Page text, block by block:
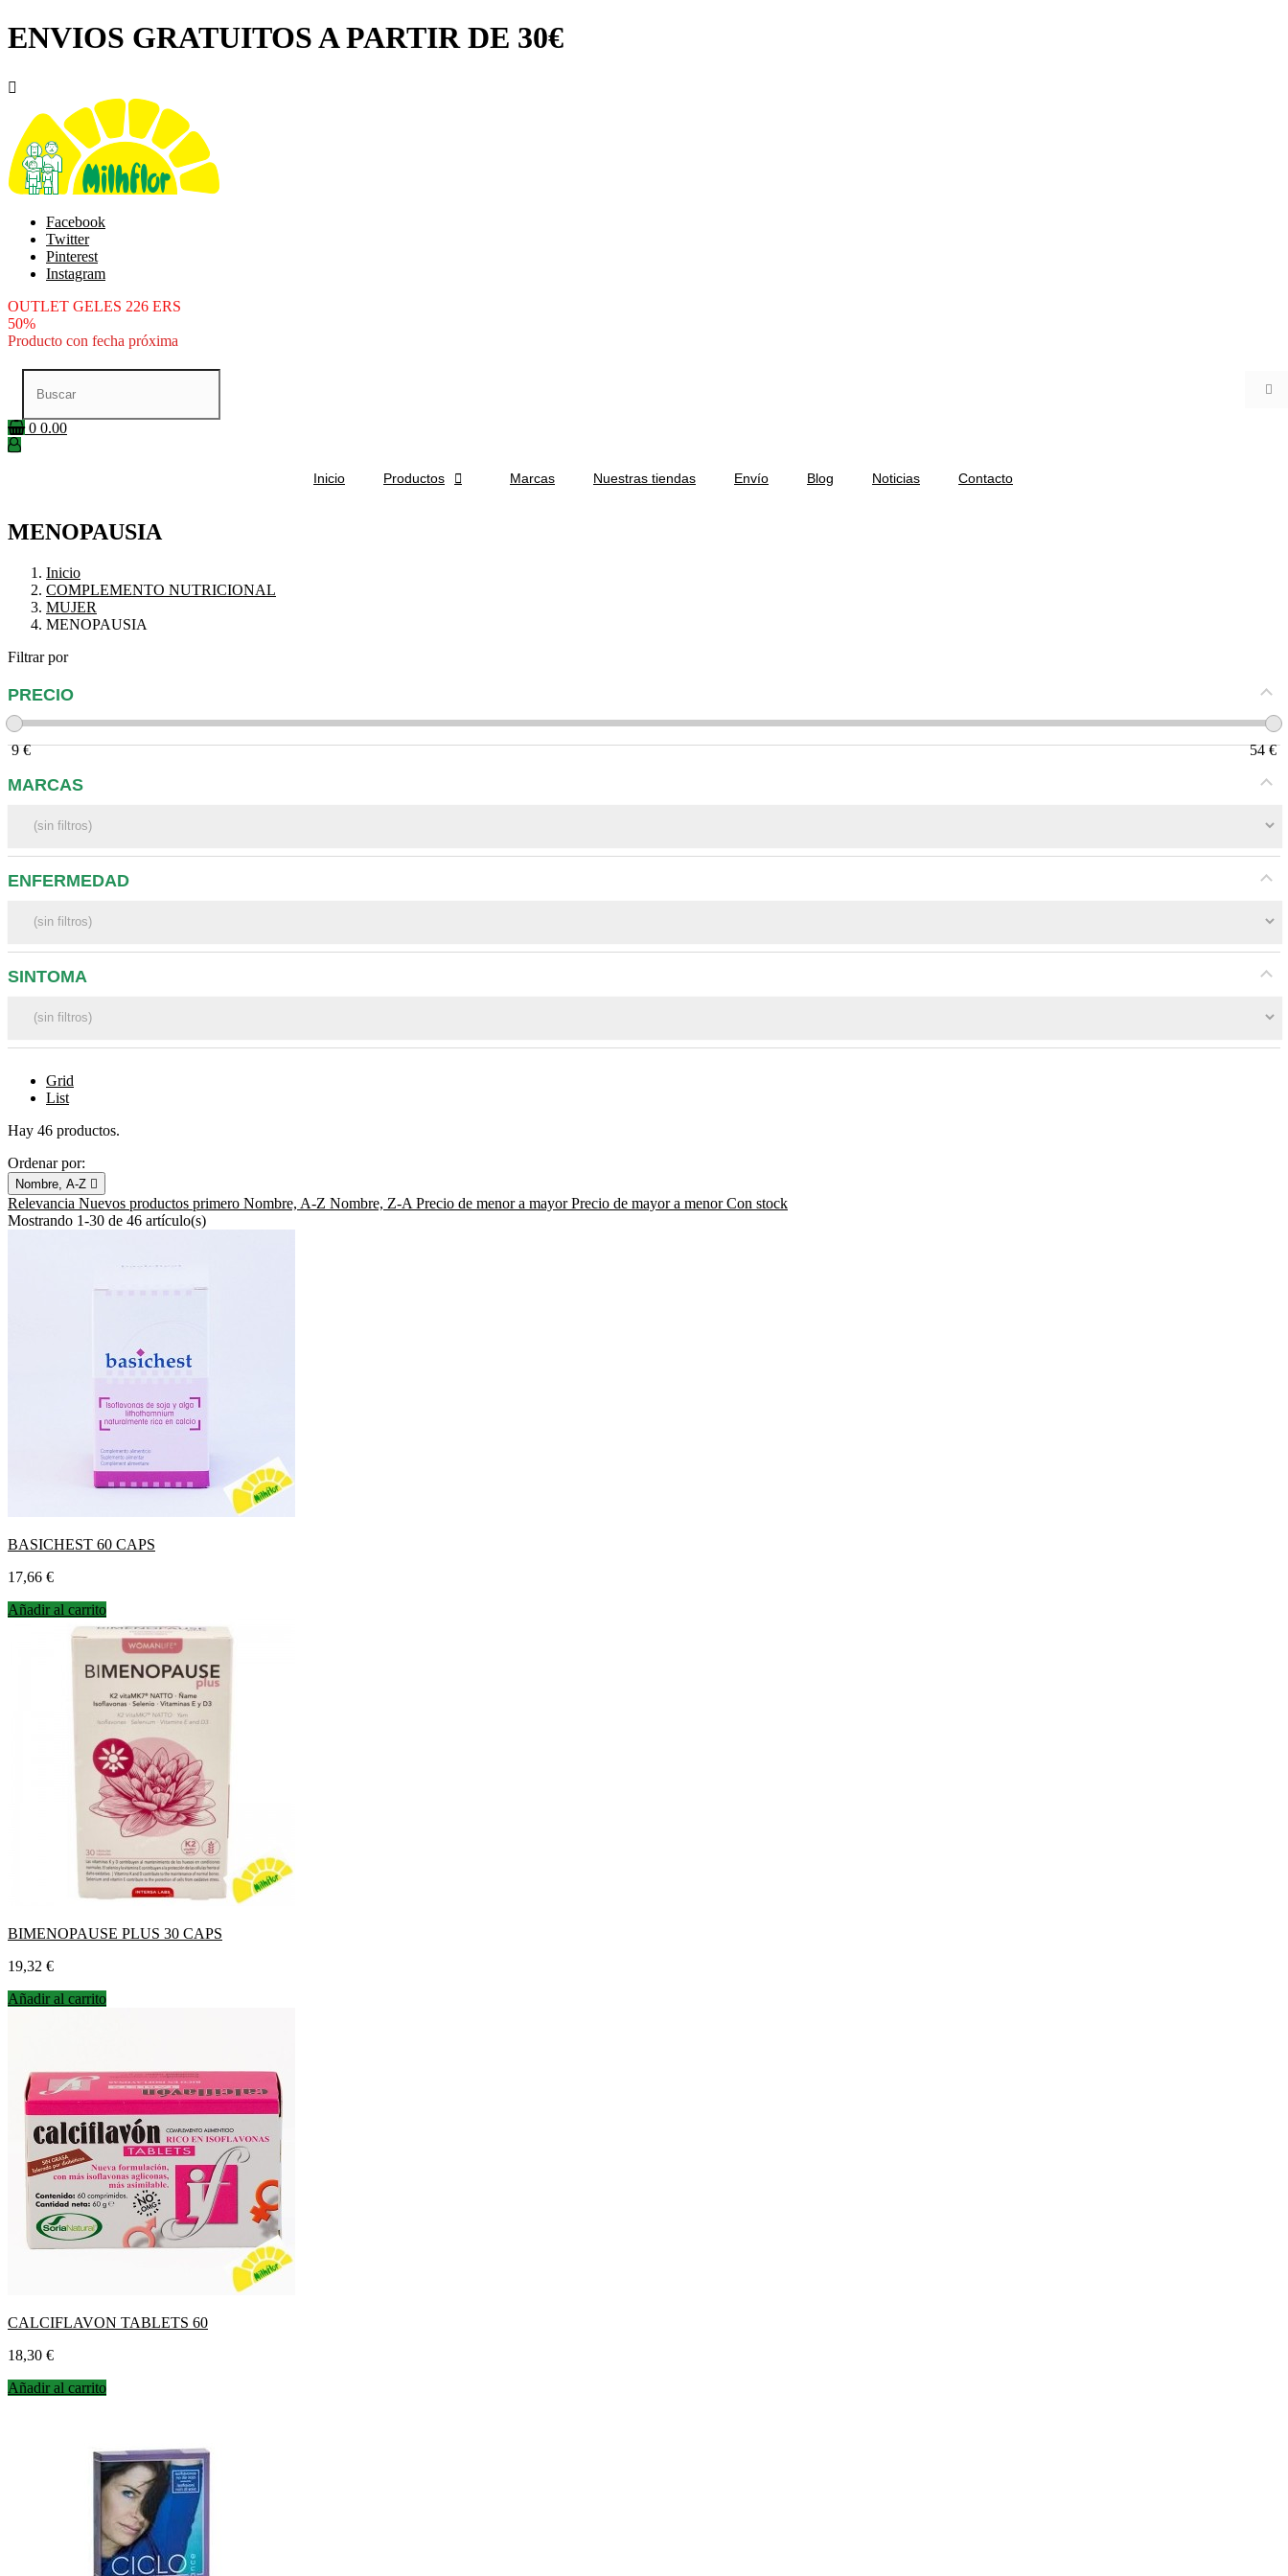
ENVIOS GRATUITOS A PARTIR DE 30€

Facebook
Twitter
Pinterest
Instagram
OUTLET GELES 226 ERS
50%
Producto con fecha próxima

0 0.00
Inicio Productos  Marcas Nuestras tiendas Envío Blog Noticias Contacto
MENOPAUSIA
Inicio
COMPLEMENTO NUTRICIONAL
MUJER
MENOPAUSIA
Filtrar por
PRECIO
9 € 54 €
MARCAS
ENFERMEDAD
SINTOMA
Grid
List
Hay 46 productos.
Ordenar por:
Nombre, A-Z 
Relevancia Nuevos productos primero Nombre, A-Z Nombre, Z-A Precio de menor a mayorPrecio de mayor a menorCon stock
Mostrando 1-30 de 46 artículo(s)
BASICHEST 60 CAPS
Precio
17,66 €
Añadir al carrito
BIMENOPAUSE PLUS 30 CAPS
Precio
19,32 €
Añadir al carrito
CALCIFLAVON TABLETS 60
Precio
18,30 €
Añadir al carrito